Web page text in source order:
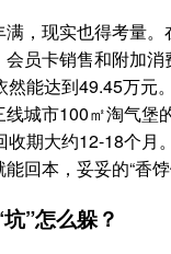
，现实也得考量。
员卡销售和附加
然能达到49.45万元
城市100㎡淘气堡
收期大约12-18个月
回本，妥妥的“香饽
”怎么躲？